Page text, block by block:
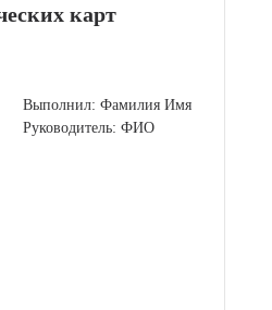
карт
Выполнил: Фамилия Имя
Руководитель: ФИО